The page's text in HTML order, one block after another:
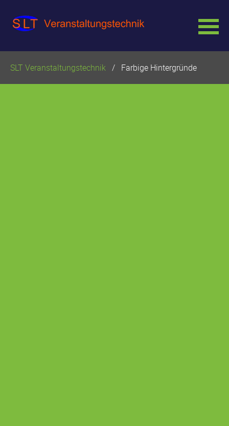
überspringen
SLT Veranstaltungstechnik Farbige Hintergründe